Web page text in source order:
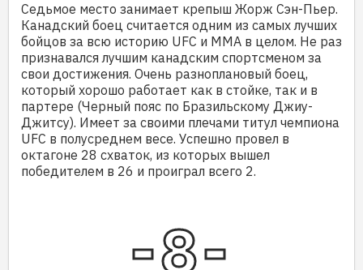
Седьмое место занимает крепыш Жорж Сэн-Пьер.
Канадский боец считается одним из самых лучших
бойцов за всю историю UFC и ММА в целом. Не раз
признавался лучшим канадским спортсменом за
свои достижения. Очень разноплановый боец,
который хорошо работает как в стойке, так и в
партере (Черный пояс по Бразильскому Джиу-
Джитсу). Имеет за своими плечами титул чемпиона
UFC в полусреднем весе. Успешно провел в
октагоне 28 схваток, из которых вышел
победителем в 26 и проиграл всего 2.
8